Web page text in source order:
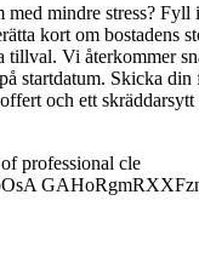
med mindre stress? Fyll
kort om bostadens
tillval. Vi återkommer
startdatum. Skicka din
och ett